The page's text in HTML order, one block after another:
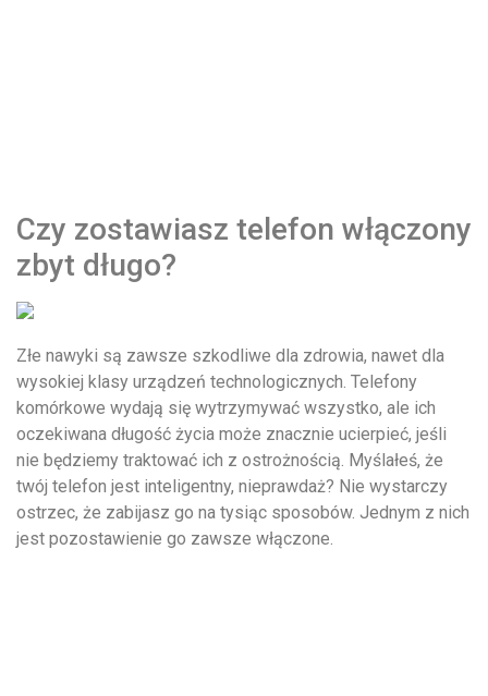
Czy zostawiasz telefon włączony
zbyt długo?
Złe nawyki są zawsze szkodliwe dla zdrowia, nawet dla
wysokiej klasy urządzeń technologicznych. Telefony
komórkowe wydają się wytrzymywać wszystko, ale ich
oczekiwana długość życia może znacznie ucierpieć, jeśli
nie będziemy traktować ich z ostrożnością. Myślałeś, że
twój telefon jest inteligentny, nieprawdaż? Nie wystarczy
ostrzec, że zabijasz go na tysiąc sposobów. Jednym z nich
jest pozostawienie go zawsze włączone.